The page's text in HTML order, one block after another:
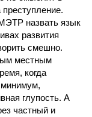
назвать язык
развития
смешно.
местным
когда
минимум,
глупость. А
частный и